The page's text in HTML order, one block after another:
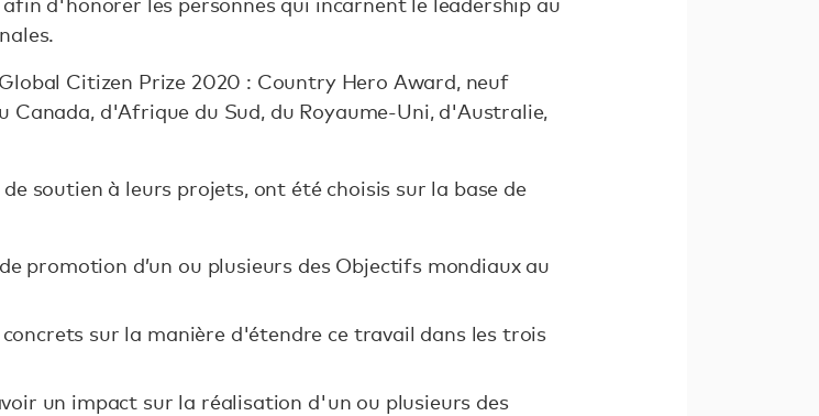
Citizen Prize 2020 : Country Hero Award, neuf
Canada, d'Afrique du Sud, du Royaume-Uni, d'Australie,
soutien à leurs projets, ont été choisis sur la base de
promotion d’un ou plusieurs des Objectifs mondiaux au
sur la manière d'étendre ce travail dans les trois
un impact sur la réalisation d'un ou plusieurs des